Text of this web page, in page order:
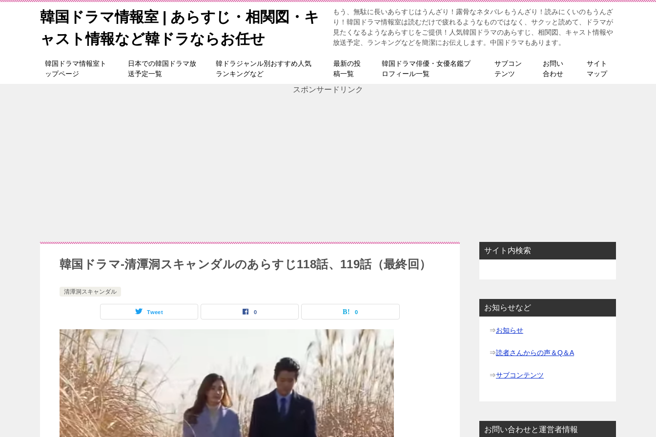
韓国ドラマ情報室 | あらすじ・相関図・キ
ャスト情報など韓ドラならお任せ
もう、無駄に長いあらすじはうんざり！露骨なネタバレもうんざり！読みにくいのもうんざ
り！韓国ドラマ情報室は読むだけで疲れるようなものではなく、サクッと読めて、ドラマが
見たくなるようなあらすじをご提供！人気韓国ドラマのあらすじ、相関図、キャスト情報や
放送予定、ランキングなどを簡潔にお伝えします。中国ドラマもあります。
韓国ドラマ情報室ト
ップページ
日本での韓国ドラマ放
送予定一覧
韓ドラジャンル別おすすめ人気
ランキングなど
最新の投
稿一覧
韓国ドラマ俳優・女優名鑑プ
ロフィール一覧
サブコン
テンツ
お問い
合わせ
サイト
マップ
スポンサードリンク
韓国ドラマ-清潭洞スキャンダルのあらすじ118話、119話（最終回）
清潭洞スキャンダル
Tweet 0 0
サイト内検索
お知らせなど
⇒お知らせ
⇒読者さんからの声＆Q＆A
⇒サブコンテンツ
お問い合わせと運営者情報